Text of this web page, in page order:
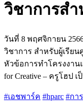
วิชาการสำ
วันที่ 8 พฤศจิกายน
วิชาการ สำหรับผู้เรียน
หัวข้อการทำโครงงาน
for Creative – ครูโฮป
#เอชพาร์ค #hparc #กา